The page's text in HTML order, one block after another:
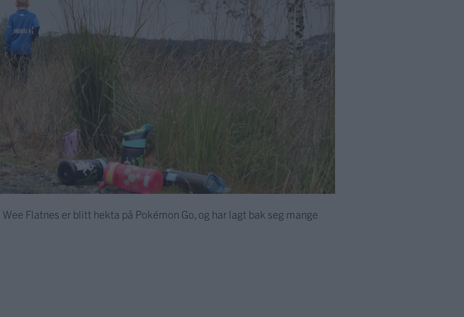
Flatnes er blitt hekta på Pokémon Go, og har lagt bak seg mange